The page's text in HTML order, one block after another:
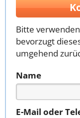
Bitte
bevorzugt
umgehend
Name
E-Mail oder